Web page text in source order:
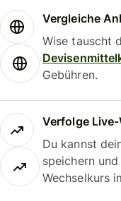
Vergleiche
Wise tauscht
Gebühren.
Verfolge
Du kannst
speichern
Wechselkurs